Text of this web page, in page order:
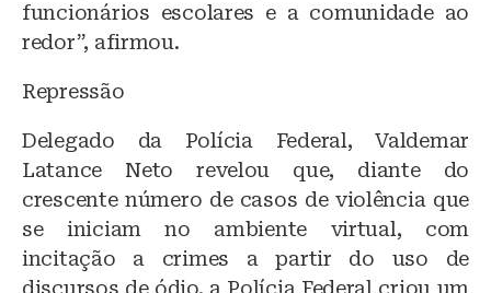
funcionários escolares e a comunidade ao
redor”, afirmou.
Repressão
Delegado da Polícia Federal, Valdemar
Latance Neto revelou que, diante do
crescente número de casos de violência que
se iniciam no ambiente virtual, com
incitação a crimes a partir do uso de